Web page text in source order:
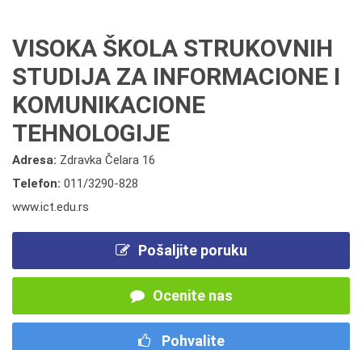
VISOKA ŠKOLA STRUKOVNIH
STUDIJA ZA INFORMACIONE I
KOMUNIKACIONE
TEHNOLOGIJE
Adresa: Zdravka Čelara 16
Telefon: 011/3290-828
www.ict.edu.rs
Pošaljite poruku
Ocenite nas
Pohvalite